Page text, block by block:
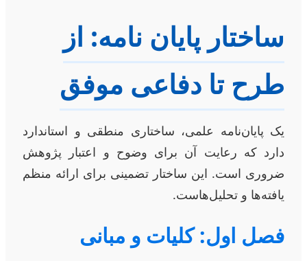
ساختار پایان نامه: از
طرح تا دفاعی موفق
یک پایان‌نامه علمی، ساختاری منطقی و استاندارد
دارد که رعایت آن برای وضوح و اعتبار پژوهش
ضروری است. این ساختار تضمینی برای ارائه منظم
یافته‌ها و تحلیل‌هاست.
فصل اول: کلیات و مبانی